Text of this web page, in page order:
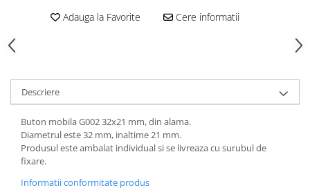
Adauga la Favorite Cere informatii
Descriere
Buton mobila G002 32x21 mm, din alama.
Diametrul este 32 mm, inaltime 21 mm.
Produsul este ambalat individual si se livreaza cu surubul de
fixare.
Informatii conformitate produs